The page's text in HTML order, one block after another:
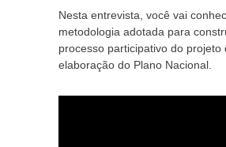
Nesta entrevista, você vai
metodologia adotada para
processo participativo do projeto
elaboração do Plano Nacional.